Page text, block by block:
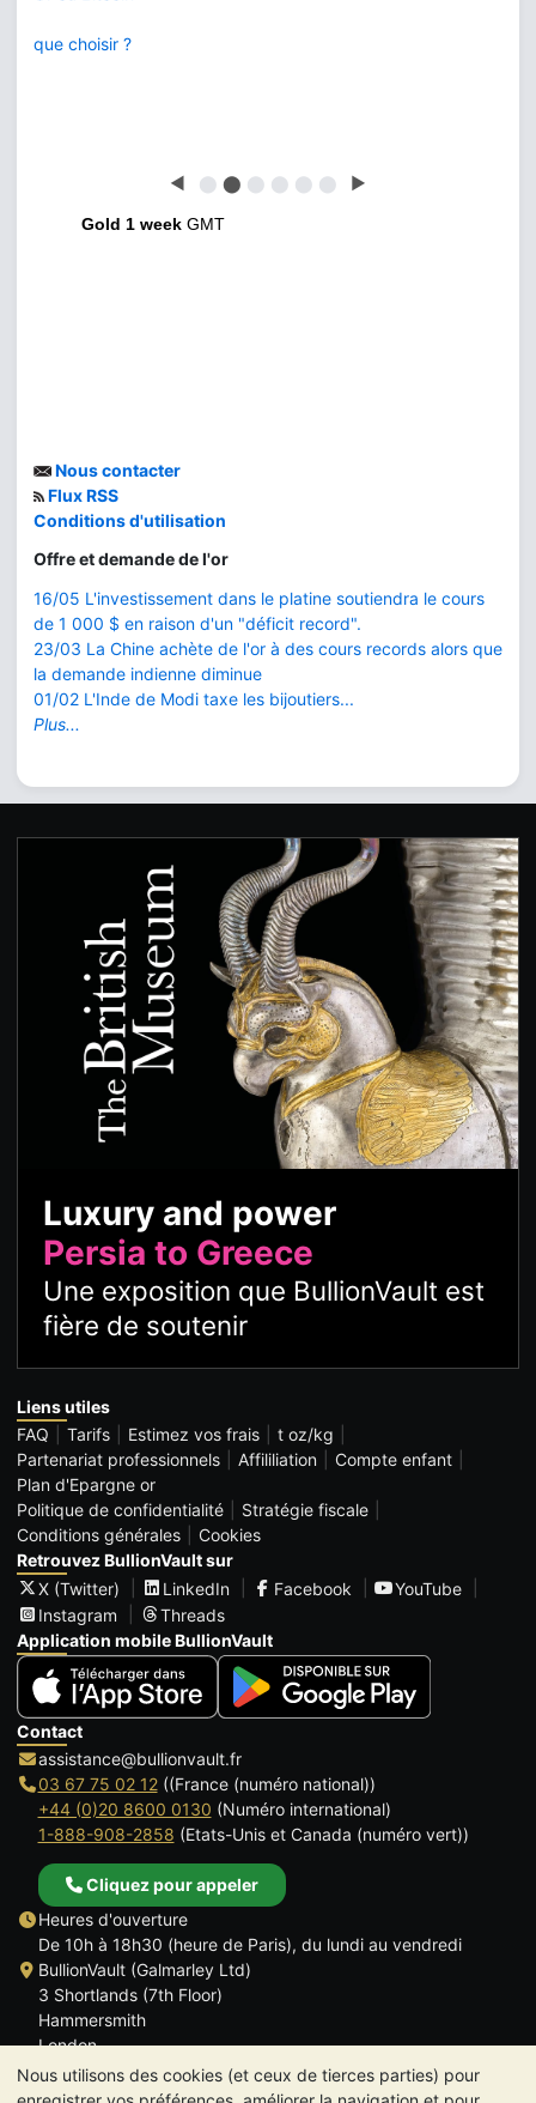
Nous utilisons des cookies (et ceux de tierces parties) pour
que choisir ?
◀ ⬤ ⬤ ⬤ ⬤ ⬤ ⬤ ▶
Gold 1 week GMT
Nous contacter
Flux RSS
Conditions d'utilisation
Offre et demande de l'or
16/05 L'investissement dans le platine soutiendra le cours
de 1 000 $ en raison d'un "déficit record".
23/03 La Chine achète de l'or à des cours records alors que
la demande indienne diminue
01/02 L'Inde de Modi taxe les bijoutiers...
Plus...
Luxury and power
Persia to Greece
Une exposition que BullionVault est
fière de soutenir
Liens utiles
FAQ
Tarifs Estimez vos frais
t oz/kg
Partenariat professionnels
Affililiation
Compte enfant
Plan d'Epargne or
Politique de confidentialité
Stratégie fiscale
Conditions générales
Cookies
Retrouvez BullionVault sur
X (Twitter)
LinkedIn Facebook
YouTube
Instagram
Threads
Application mobile BullionVault
Contact
assistance@bullionvault.fr
03 67 75 02 12((France (numéro national))
+44 (0)20 8600 0130 (Numéro international)
1-888-908-2858 (Etats-Unis et Canada (numéro vert))
Cliquez pour appeler
Heures d'ouverture
De 10h à 18h30 (heure de Paris), du lundi au vendredi
BullionVault (Galmarley Ltd)
3 Shortlands (7th Floor)
Hammersmith
London
W6 8DA
ROYAUME UNI